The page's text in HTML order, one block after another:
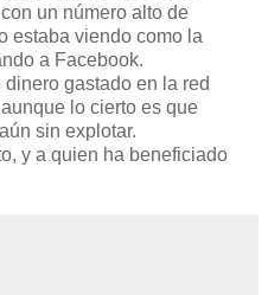
un número alto de
estaba viendo como la
a Facebook.
gastado en la red
lo cierto es que
sin explotar.
y a quien ha beneficiado